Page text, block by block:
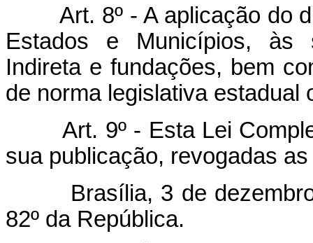
Art. 8º - A aplicação do
Estados e Municípios, às
Indireta e fundações, bem
de norma legislativa estadual
Art. 9º - Esta Lei
sua publicação, revogadas
Brasília, 3 de dezembro
82º da República.